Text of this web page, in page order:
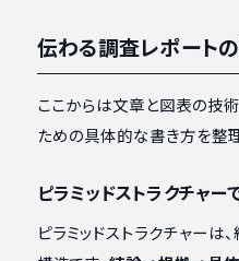
伝わる調査レポート
ここからは文章と図表の技
ための具体的な書き方を整理
ピラミッドストラクチャー
ピラミッドストラクチャー